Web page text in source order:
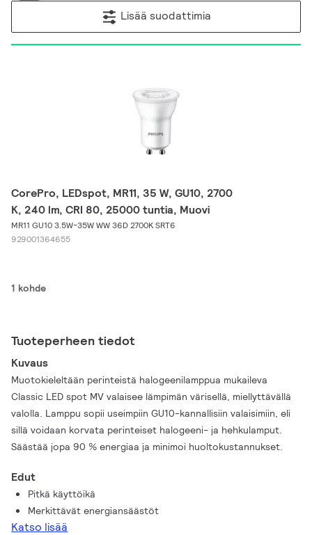
Lisää suodattimia
CorePro, LEDspot, MR11, 35 W, GU10, 2700
K, 240 lm, CRI 80, 25000 tuntia, Muovi
MR11 GU10 3.5W-35W WW 36D 2700K SRT6
929001364655
1 kohde
Tuoteperheen tiedot
Kuvaus
Muotokieleltään perinteistä halogeenilamppua mukaileva
Classic LED spot MV valaisee lämpimän värisellä, miellyttävällä
valolla. Lamppu sopii useimpiin GU10-kannallisiin valaisimiin, eli
sillä voidaan korvata perinteiset halogeeni- ja hehkulamput.
Säästää jopa 90 % energiaa ja minimoi huoltokustannukset.
Edut
Pitkä käyttöikä
Merkittävät energiansäästöt
Katso lisää